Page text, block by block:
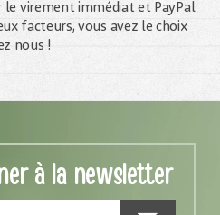
le virement immédiat et PayPal
facteurs, vous avez le choix
nous !
à la newsletter